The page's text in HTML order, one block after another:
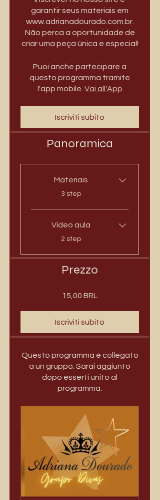
garantir seus materiais em
www.adrianadourado.com.br.
Não perca a oportunidade de
criar uma peça única e especial!
Puoi anche partecipare a
questo programma tramite
l'app mobile. Vai all'App
Iscriviti subito
Panoramica
Materiais
.
3 step
Vídeo aula
.
2 step
Prezzo
15,00 BRL
Iscriviti subito
Questo programma è collegato
a un gruppo. Sarai aggiunto
dopo esserti unito al
programma.